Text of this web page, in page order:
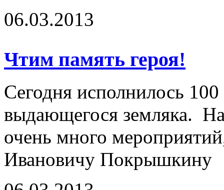
06.03.2013
Чтим память героя!
Сегодня исполнилось
выдающегося земляка.
очень много
Ивановичу Покрышкину